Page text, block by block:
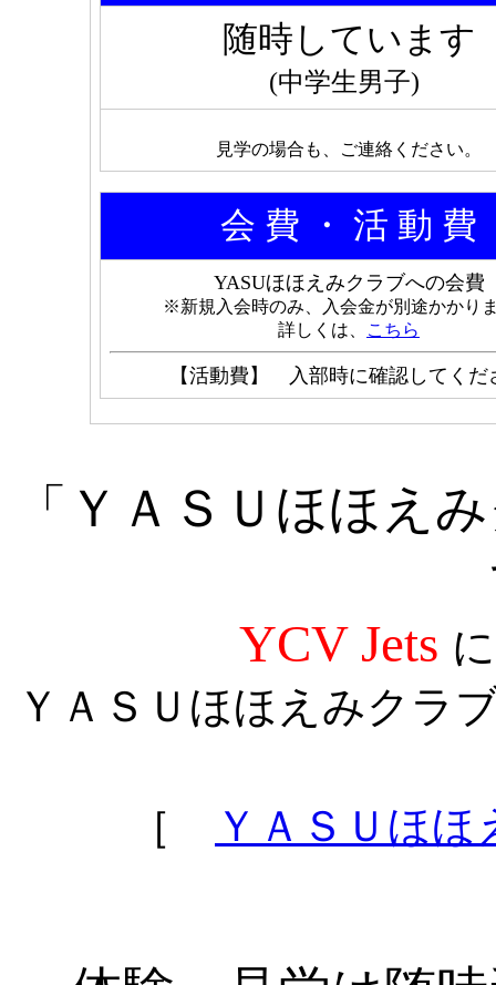
随時しています
(中学生男子)
見学の場合も、ご連絡ください。
会 費 ・ 活 動 費
YASUほほえみクラブへの会費
※新規入会時のみ、入会金が別途かかり
詳しくは、
こちら
【活動費】 入部時に確認してくだ
「ＹＡＳＵほほえ
YCV Jets
ＹＡＳＵほほえみクラ
［ ＹＡＳＵほ